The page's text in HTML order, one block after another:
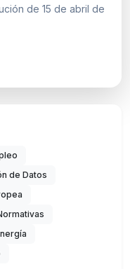
de 15 de abril de
de Datos